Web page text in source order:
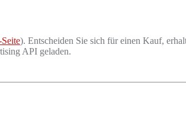
). Entscheiden Sie sich für einen Kauf,
API geladen.